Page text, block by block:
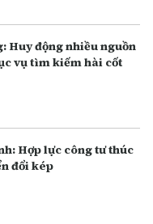
Huy động nhiều nguồn
vụ tìm kiếm hài cốt
Hợp lực công tư thúc
đổi kép